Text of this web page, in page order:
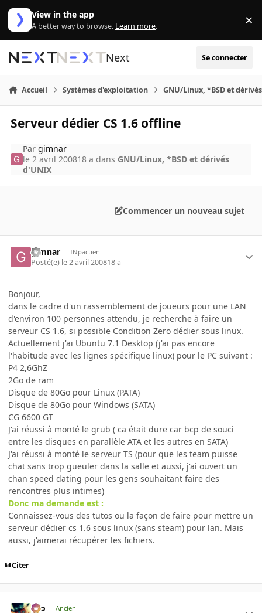
Aller au contenu
View in the app
A better way to browse. Learn more. ×
Next Se connecter
Accueil Systèmes d'exploitation GNU/Linux, *BSD et
Serveur dédier CS 1.6 offline
Pargimnar
le 2 avril 200818 a dans GNU/Linux, *BSD et dérivés
d'UNIX
Commencer un nouveau sujet
gimnar INpactien
Posté(e) le 2 avril 200818 a
Bonjour,
dans le cadre d'un rassemblement de joueurs pour une LAN
d'environ 100 personnes attendu, je recherche à faire un
serveur CS 1.6, si possible Condition Zero dédier sous linux.
Actuellement j'ai Ubuntu 7.1 Desktop (j'ai pas encore
l'habitude avec les lignes spécifique linux) pour le PC suivant :
P4 2,6GhZ
2Go de ram
Disque de 80Go pour Linux (PATA)
Disque de 80Go pour Windows (SATA)
CG 6600 GT
J'ai réussi à monté le grub ( ca était dure car bcp de souci
entre les disques en parallèle ATA et les autres en SATA)
J'ai réussi à monté le serveur TS (pour que les team puisse
chat sans trop gueuler dans la salle et aussi, j'ai ouvert un
chan speed dating pour les gens souhaitant faire des
rencontres plus intimes)
Donc ma demande est :
Connaissez-vous des tutos ou la façon de faire pour mettre un
serveur dédier cs 1.6 sous linux (sans steam) pour lan. Mais
aussi, j'aimerai récupérer les fichiers.
Citer
eYo Ancien